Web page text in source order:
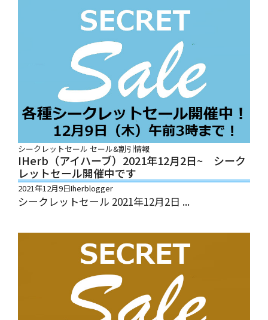
シークレットセール セール&割引情報
IHerb（アイハーブ）2021年12月2日~ シーク
レットセール開催中です
2021年12月9日Iherblogger
シークレットセール 2021年12月2日 ...